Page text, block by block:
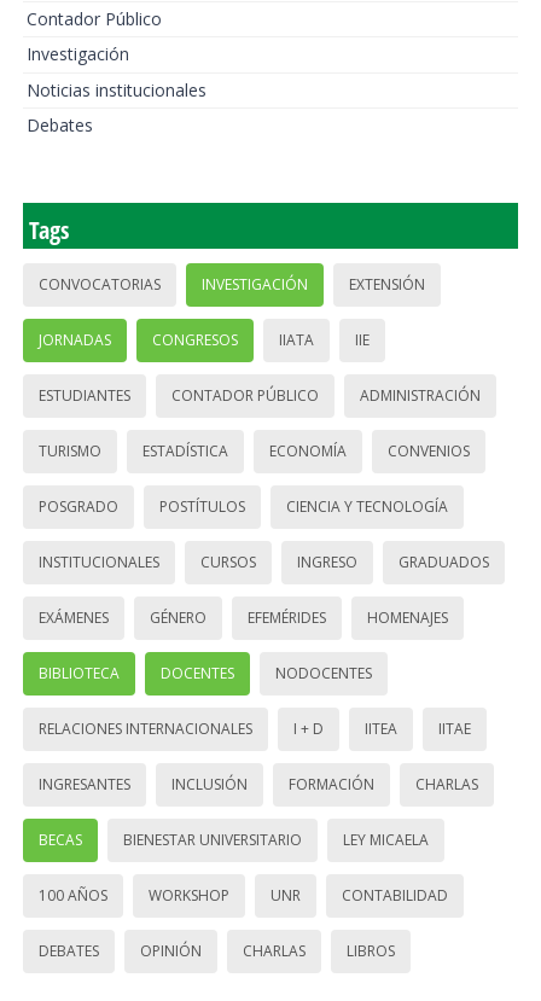
Contador Público
Investigación
Noticias institucionales
Debates
Tags
CONVOCATORIAS INVESTIGACIÓN EXTENSIÓN
JORNADAS CONGRESOS IIATA IIE
ESTUDIANTES CONTADOR PÚBLICO ADMINISTRACIÓN
TURISMO ESTADÍSTICA ECONOMÍA CONVENIOS
POSGRADO POSTÍTULOS CIENCIA Y TECNOLOGÍA
INSTITUCIONALES CURSOS INGRESO GRADUADOS
EXÁMENES GÉNERO EFEMÉRIDES HOMENAJES
BIBLIOTECA DOCENTES NODOCENTES
RELACIONES INTERNACIONALES I + D IITEA IITAE
INGRESANTES INCLUSIÓN FORMACIÓN CHARLAS
BECAS BIENESTAR UNIVERSITARIO LEY MICAELA
100 AÑOS WORKSHOP UNR CONTABILIDAD
DEBATES OPINIÓN CHARLAS LIBROS